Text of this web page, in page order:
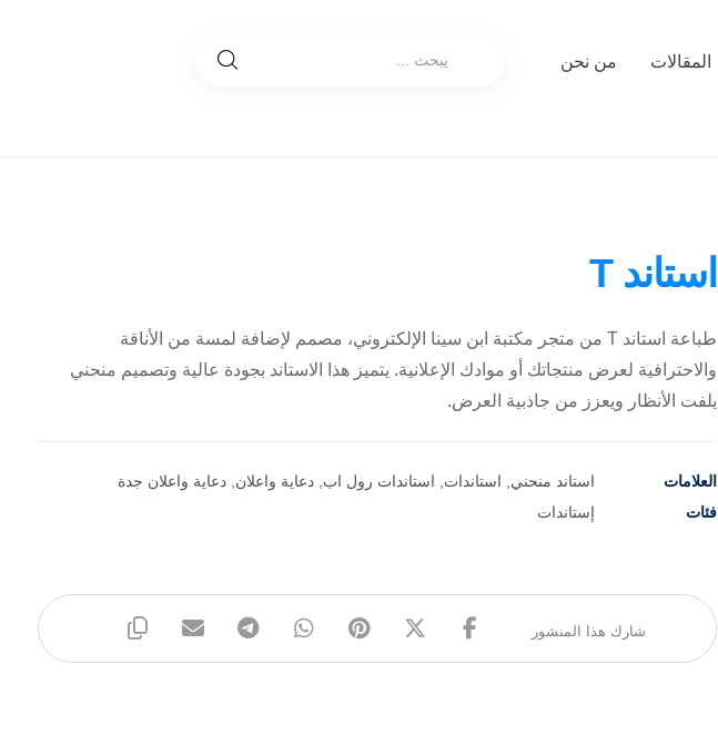
المقالات من نحن
استاند T
طباعة استاند T من متجر مكتبة ابن سينا الإلكتروني، مصمم لإضافة لمسة من الأناقة
والاحترافية لعرض منتجاتك أو موادك الإعلانية. يتميز هذا الاستاند بجودة عالية وتصميم منحني
يلفت الأنظار ويعزز من جاذبية العرض.
العلامات استاند منحني استاندات استاندات رول اب دعاية واعلان دعاية واعلان جدة
فئات
إستاندات